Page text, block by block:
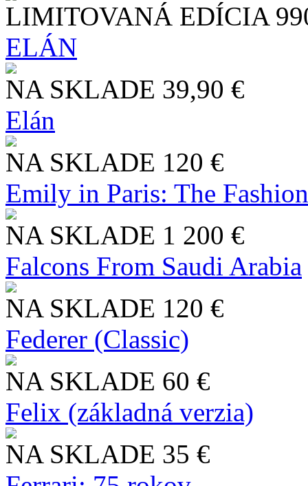
LIMITOVANÁ EDÍCIA
ELÁN
NA SKLADE 39,90 €
Elán
NA SKLADE 120 €
Emily in Paris: The
NA SKLADE 1 200 €
Falcons From Saudi Arabia
NA SKLADE 120 €
Federer (Classic)
NA SKLADE 60 €
Felix (základná verzia)
NA SKLADE 35 €